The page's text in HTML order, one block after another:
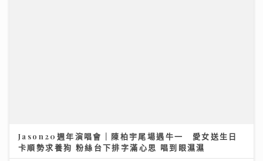
Jason20週年演唱會｜陳柏宇尾場遇牛一 愛女送生日
卡順勢求養狗 粉絲台下排字滿心思 唱到眼濕濕